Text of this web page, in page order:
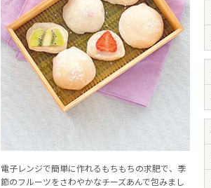
電子レンジで簡単に作れるもちもちの求肥で、季
節のフルーツをさわやかなチーズあんで包みまし